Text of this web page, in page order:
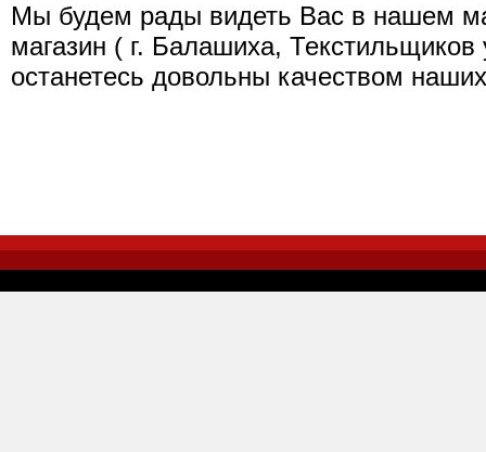
Мы будем рады видеть Вас в нашем
магазин ( г. Балашиха,
останетесь довольны качеством